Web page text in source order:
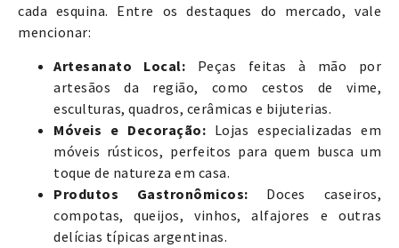
cada esquina. Entre os destaques do mercado, vale
mencionar:
Artesanato Local: Peças feitas à mão por
artesãos da região, como cestos de vime,
esculturas, quadros, cerâmicas e bijuterias.
Móveis e Decoração: Lojas especializadas em
móveis rústicos, perfeitos para quem busca um
toque de natureza em casa.
Produtos Gastronômicos: Doces caseiros,
compotas, queijos, vinhos, alfajores e outras
delícias típicas argentinas.